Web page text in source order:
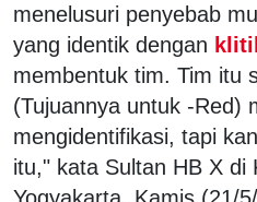
menelusuri penyebab
yang identik dengan
membentuk tim. Tim itu
(Tujuannya untuk -Red)
mengidentifikasi, tapi
itu," kata Sultan HB X di